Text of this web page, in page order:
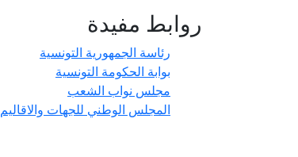
روابط مفيدة
رئاسة الجمهورية التونسية
بوابة الحكومة التونسية
مجلس نواب الشعب
المجلس الوطني للجهات والاقاليم